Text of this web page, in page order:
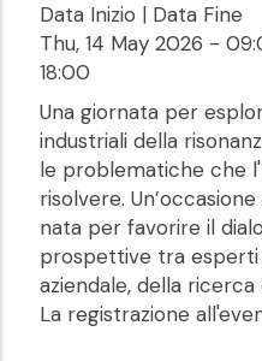
Data Inizio | Data Fine
Thu, 14 May 2026 -
18:00
Una giornata per
industriali della
le problematiche che
risolvere.
nata per favorire il
prospettive tra esperti
aziendale, della ricerca
La registrazione